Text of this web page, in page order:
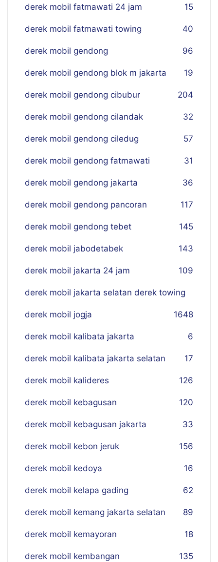
derek mobil fatmawati 24 jam 15
derek mobil fatmawati towing 40
derek mobil gendong 96
derek mobil gendong blok m jakarta 19
derek mobil gendong cibubur 204
derek mobil gendong cilandak 32
derek mobil gendong ciledug 57
derek mobil gendong fatmawati 31
derek mobil gendong jakarta 36
derek mobil gendong pancoran 117
derek mobil gendong tebet 145
derek mobil jabodetabek 143
derek mobil jakarta 24 jam 109
derek mobil jakarta selatan derek towing
48
derek mobil jogja 16
derek mobil kalibata jakarta 6
derek mobil kalibata jakarta selatan 17
derek mobil kalideres 126
derek mobil kebagusan 120
derek mobil kebagusan jakarta 33
derek mobil kebon jeruk 156
derek mobil kedoya 16
derek mobil kelapa gading 62
derek mobil kemang jakarta selatan 89
derek mobil kemayoran 18
derek mobil kembangan 135